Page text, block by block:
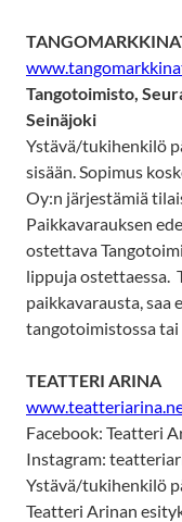
Tangotoimisto,
Seinäjoki
Ystävä/tukihenkilö
sisään. Sopimus
Oy:n järjestämiä
Paikkavarauksen
ostettava
lippuja ostettaessa.
paikkavarausta, saa
tangotoimistossa
TEATTERI ARINA
Facebook: Teatteri
Instagram:
Ystävä/tukihenkilö
Teatteri Arinan